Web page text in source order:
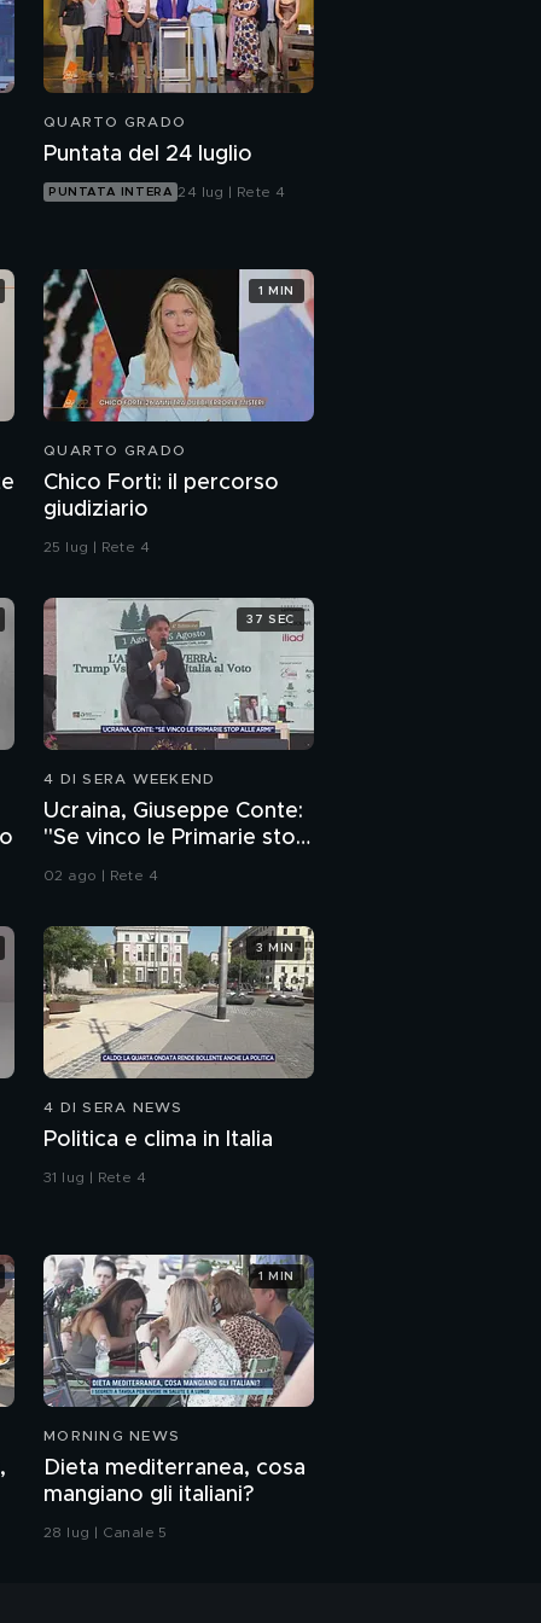
QUARTO GRADO
Puntata del 24 luglio
PUNTATA INTERA 24 lug | Rete 4
QUARTO GRADO
Chico Forti: il percorso
giudiziario
25 lug | Rete 4
1 MIN
4 DI SERA WEEKEND
Ucraina, Giuseppe Conte:
"Se vinco le Primarie stop
alle armi"
02 ago | Rete 4
37 SEC
4 DI SERA NEWS
Politica e clima in Italia
31 lug | Rete 4
3 MIN
MORNING NEWS
Dieta mediterranea, cosa
mangiano gli italiani?
28 lug | Canale 5
1 MIN